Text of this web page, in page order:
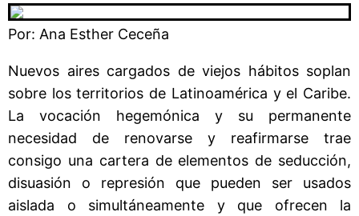
Por: Ana Esther Ceceña
Nuevos aires cargados de viejos hábitos soplan
sobre los territorios de Latinoamérica y el Caribe.
La vocación hegemónica y su permanente
necesidad de renovarse y reafirmarse trae
consigo una cartera de elementos de seducción,
disuasión o represión que pueden ser usados
aislada o simultáneamente y que ofrecen la